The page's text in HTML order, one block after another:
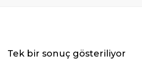
Tek bir sonuç gösteriliyor